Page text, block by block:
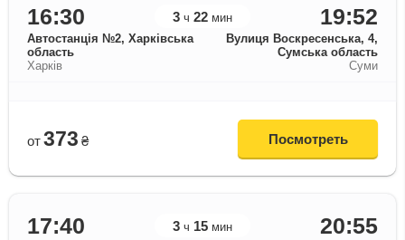
16:30 3 ч 22 мин 19:52
Автостанція №2, Харківська
область
Вулиця Воскресенська, 4,
Сумська область
Харків
Суми
от 373 ₴ Посмотреть
17:40 3 ч 15 мин 20:55